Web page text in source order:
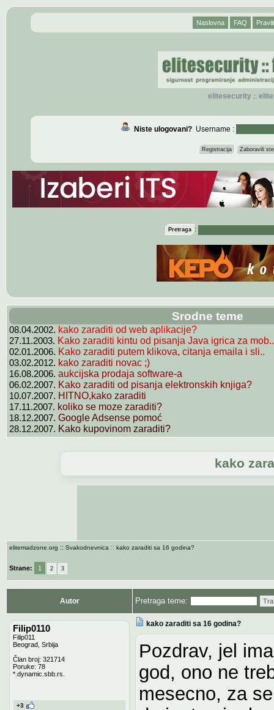
Naslovna FAQ
elitesecurity::
Niste ulogovani?Username :
Registracija Zaboravili
Pretraga :
Srodne teme
08.04.2002. kako zaraditi od web aplikacije?
27.11.2003. Kako zaraditi kintu od pisanja Java igrica za mob..
02.01.2006. Kako zaraditi putem klikova, citanja emaila i sli..
03.02.2012. kako zaraditi novac ;)
16.08.2006. aukcijska prodaja software-a
06.02.2007. Kako zaraditi od pisanja elektronskih knjiga?
10.07.2007. HITNO,kako zaraditi
17.11.2007. koliko se moze zaraditi?
18.12.2007. Google Adsense pomoć
28.12.2007. Kako kupovinom zaraditi?
kako
elitemadzone.org :: Svakodnevnica :: kako zaraditi sa 16 godina?
Strane: 1 2 3
Autor Pretraga teme:
Filip0110
Filip011
Beograd, Srbija
Član broj: 321714
Poruke: 78
*.dynamic.sbb.rs.
+3
kako zaraditi sa 16 godina?
Pozdrav, jel
god, ono ne
mesecno, za